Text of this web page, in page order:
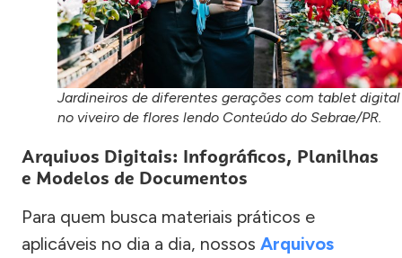
Jardineiros de diferentes gerações com tablet digital
no viveiro de flores lendo Conteúdo do Sebrae/PR.
Arquivos Digitais: Infográficos, Planilhas
e Modelos de Documentos
Para quem busca materiais práticos e
aplicáveis no dia a dia, nossos Arquivos